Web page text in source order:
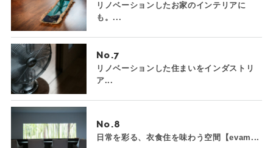
リノベーションしたお家のインテリアに
も。...
No.
リノベーションした住まいをインダストリ
ア...
No.
日常を彩る、衣食住を味わう空間【evam...